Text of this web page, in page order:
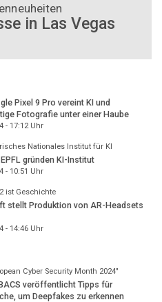
in Las Vegas
Pixel 9 Pro vereint KI und
Fotografie unter einer Haube
- 17:12Uhr
Nationales Institut für KI
gründen KI-Institut
- 10:51 Uhr
ist Geschichte
stellt Produktion von AR-Headsets
- 14:46Uhr
Cyber Security Month 2024"
veröffentlicht Tipps für
um Deepfakes zu erkennen